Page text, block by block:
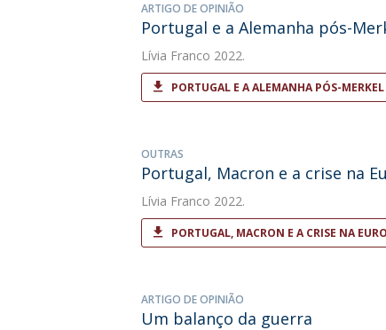
ARTIGO DE OPINIÃO
Portugal e a Alemanha pós-
Lívia Franco 2022.
PORTUGAL E A ALEMANHA PÓS-MERKEL
OUTRAS
Portugal, Macron e a crise na
Lívia Franco 2022.
PORTUGAL, MACRON E A CRISE NA
ARTIGO DE OPINIÃO
Um balanço da guerra